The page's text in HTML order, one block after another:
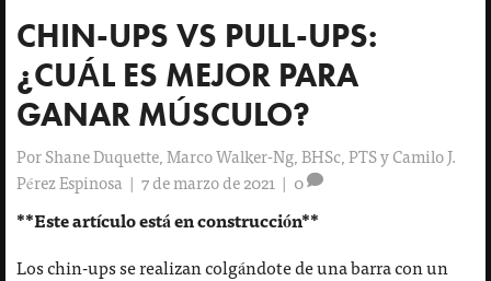
CHIN-UPS VS PULL-UPS:
¿CUÁL ES MEJOR PARA
GANAR MÚSCULO?
Por Shane Duquette, Marco Walker-Ng, BHSc, PTS y Camilo J.
Pérez Espinosa | 7 de marzo de 2021 | 0
**Este artículo está en construcción**
Los chin-ups se realizan colgándote de una barra con un